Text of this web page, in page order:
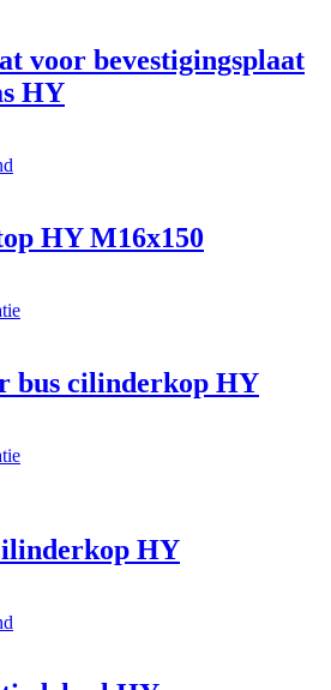
voor bevestigingsplaat
HY
HY M16x150
bus cilinderkop HY
HY